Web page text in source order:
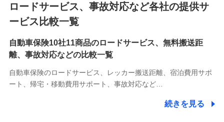
9.お問い合わせ情報
各種お問い合わせに対応するため
10.受託業務の 個人情報
受託業務の遂行およびこれらに準ずる業務の遂行のため
11.マイカー通勤管理クラウド並びに法人向けASPサー
ロードサービス、事故対応など各社の提供サ
ービス比較一覧
自動車保険10社11商品のロードサービス、無料搬送距
離、事故対応などの比較一覧
自動車保険のロードサービス、レッカー搬送距離、宿泊費用サポ
ート、帰宅・移動費用サポート、事故対応など…
続きを見る